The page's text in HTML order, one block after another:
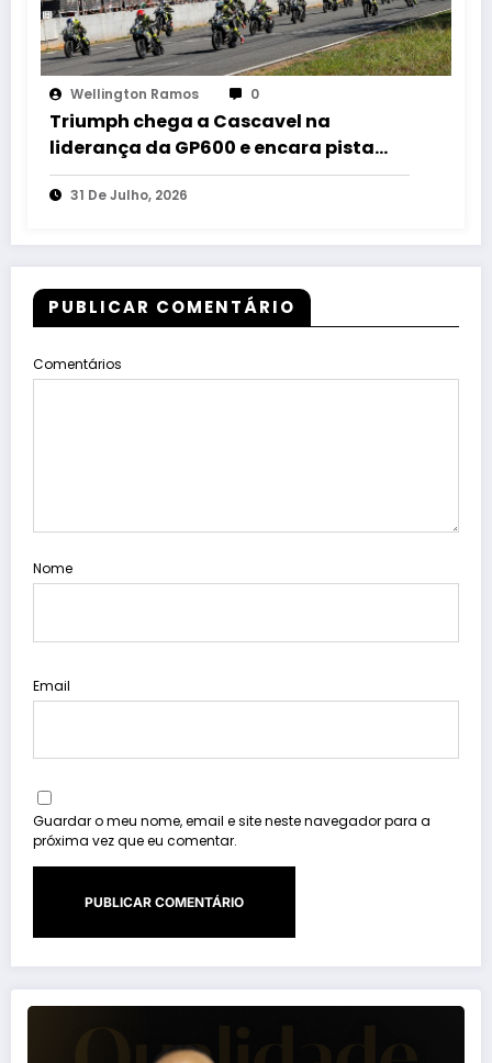
Wellington Ramos 0
Triumph chega a Cascavel na
liderança da GP600 e encara pista
mais rápida do MOTO1000GP 2026
31 De Julho, 2026
PUBLICAR COMENTÁRIO
Comentários
Nome
Email
Guardar o meu nome, email e site neste navegador para a
próxima vez que eu comentar.